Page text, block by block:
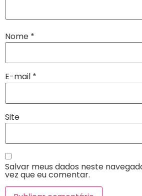
Nome *
E-mail *
Site
Salvar meus dados neste
vez que eu comentar.